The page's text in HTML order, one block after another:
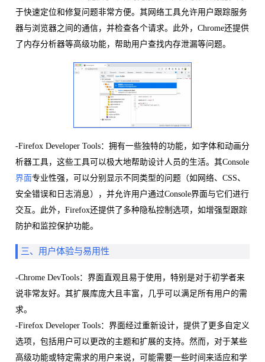
于快速定位和修复问题非常方便。其网络工具允许用户跟踪服务
器与浏览器之间的通信，并检查各个请求。此外，Chrome还提供
了内存分析器等高级功能，帮助用户查找内存泄漏等问题。
-Firefox Developer Tools：拥有一些独特的功能，如字体和动画分
析器工具，这些工具可以极大地帮助设计人员的生活。其Console
界面专业性强，可以分别显示不同类型的问题（如网络、CSS、
安全错误和日志消息），并允许用户通过Console界面与它们进行
交互。此外，Firefox还提供了多种隐私控制选项，如增强型跟踪
防护和监控保护功能。
三、用户体验与易用性
-Chrome DevTools：界面直观且易于使用，特别是对于初学者来
说非常友好。其扩展库庞大且丰富，几乎可以满足所有用户的需
求。
-Firefox Developer Tools：界面经过重新设计，提供了更多自定义
选项，包括用户可以更改的主题和扩展的支持。然而，对于某些
高级功能或特定需求的用户来说，可能需要一些时间来适应和学